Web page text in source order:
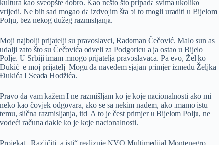
kultura kao sveopšte dobro. Kao nešto što pripada svima ukoliko
vrijedi. Ne bih sad mogao da izdvojim šta bi to mogli uraditi u Bijelom
Polju, bez nekog dužeg razmisljanja.
Moji najbolji prijatelji su pravoslavci, Radoman Čečović. Malo sun as
udalji zato što su Čečovića odveli za Podgoricu a ja ostao u Bijelo
Polje. U Srbiji imam mnogo prijatelja pravoslavaca. Pa evo, Željko
Đukić je moj prijatelj. Mogu da navedem sjajan primjer između Željka
Đukića I Seada Hodžića.
Pravo da vam kažem I ne razmišljam ko je koje nacionalnosti ako mi
neko kao čovjek odgovara, ako se sa nekim nađem, ako imamo istu
temu, slična razmisljanja, itd. A to je čest primjer u Bijelom Polju, ne
vodeći računa dakle ko je koje nacionalnosti.
Projekat „Različiti, a isti“ realizuje NVO Multimedijal Montenegro